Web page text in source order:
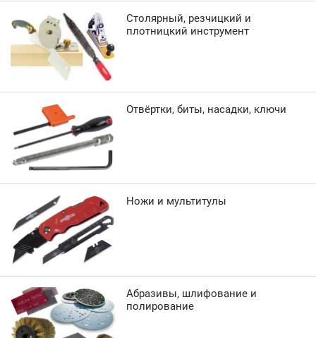
Столярный, резчицкий и
плотницкий инструмент
Отвёртки, биты, насадки, ключи
Ножи и мультитулы
Абразивы, шлифование и
полирование